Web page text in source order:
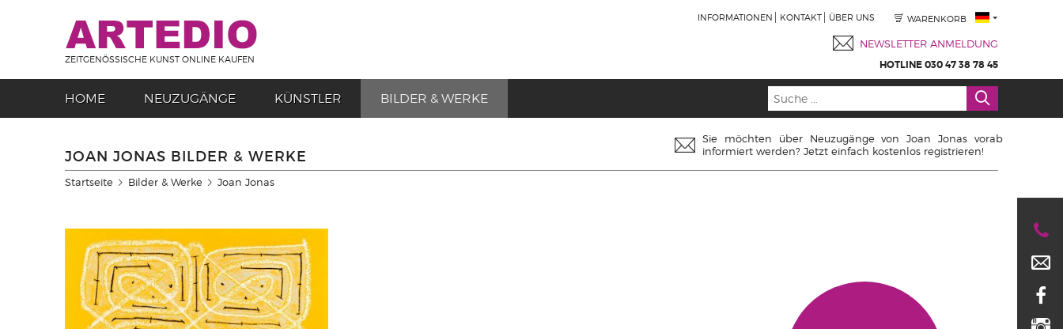
ZEITGENÖSSISCHE KUNST ONLINE KAUFEN
INFORMATIONEN KONTAKT ÜBER UNS WARENKORB
NEWSLETTER ANMELDUNG
HOTLINE 030 47 38 78 45
HOME NEUZUGÄNGE KÜNSTLER BILDER & WERKE
JOAN JONAS BILDER & WERKE
Sie möchten über Neuzugänge von Joan Jonas vorab
informiert werden? Jetzt einfach kostenlos registrieren!
Startseite Bilder & Werke Joan Jonas